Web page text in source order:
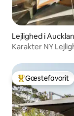
Lejlighed i
Karakter NY
Bedste
Gæstefavorit